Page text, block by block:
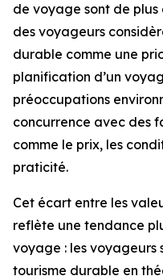
de voyage sont de plus
des voyageurs
durable comme une
planification d’un
préoccupations
concurrence avec des
comme le prix, les
praticité.
Cet écart entre les
reflète une tendance
voyage : les voyageurs
tourisme durable en